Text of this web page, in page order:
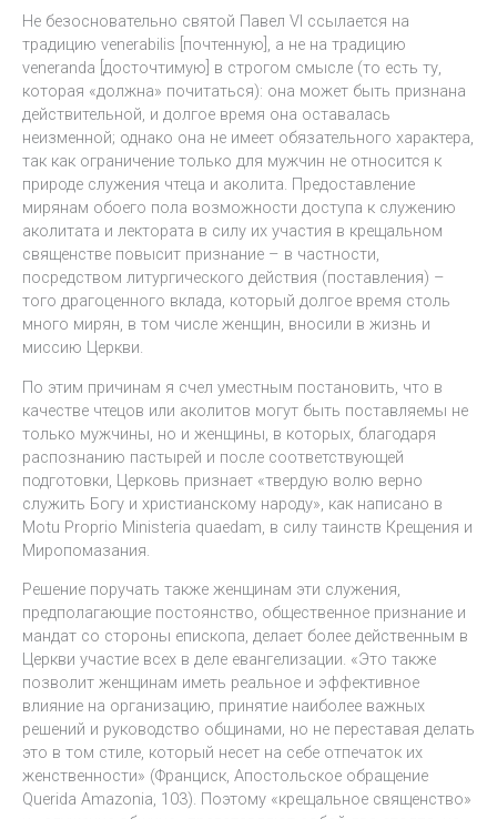
Не безосновательно святой Павел VI ссылается на
традицию venerabilis [почтенную], а не на традицию
veneranda [досточтимую] в строгом смысле (то есть ту,
которая «должна» почитаться): она может быть признана
действительной, и долгое время она оставалась
неизменной; однако она не имеет обязательного характера,
так как ограничение только для мужчин не относится к
природе служения чтеца и аколита. Предоставление
мирянам обоего пола возможности доступа к служению
аколитата и лектората в силу их участия в крещальном
священстве повысит признание – в частности,
посредством литургического действия (поставления) –
того драгоценного вклада, который долгое время столь
много мирян, в том числе женщин, вносили в жизнь и
миссию Церкви.
По этим причинам я счел уместным постановить, что в
качестве чтецов или аколитов могут быть поставляемы не
только мужчины, но и женщины, в которых, благодаря
распознанию пастырей и после соответствующей
подготовки, Церковь признает «твердую волю верно
служить Богу и христианскому народу», как написано в
Motu Proprio Ministeria quaedam, в силу таинств Крещения и
Миропомазания.
Решение поручать также женщинам эти служения,
предполагающие постоянство, общественное признание и
мандат со стороны епископа, делает более действенным в
Церкви участие всех в деле евангелизации. «Это также
позволит женщинам иметь реальное и эффективное
влияние на организацию, принятие наиболее важных
решений и руководство общинами, но не переставая делать
это в том стиле, который несет на себе отпечаток их
женственности» (Франциск, Апостольское обращение
Querida Amazonia, 103). Поэтому «крещальное священство»